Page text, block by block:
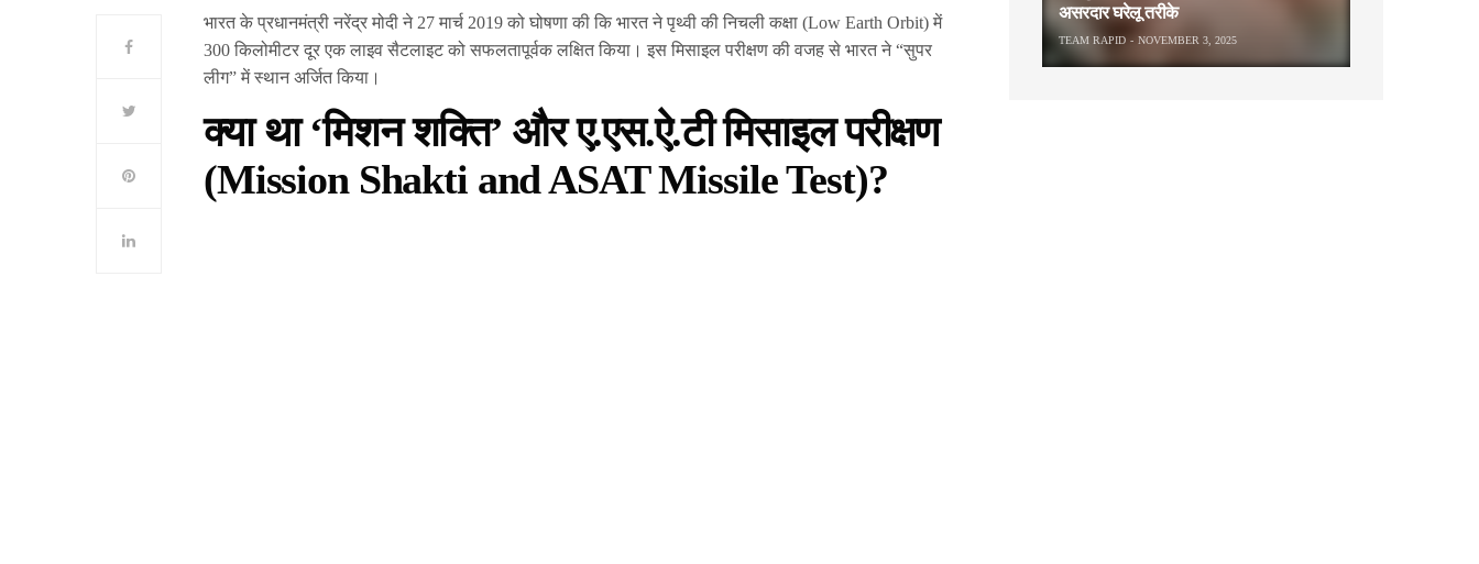
भारत के प्रधानमंत्री नरेंद्र मोदी ने 27 मार्च 2019 को घोषणा की कि भारत ने पृथ्वी की निचली कक्षा (Low Earth Orbit) में
300 किलोमीटर दूर एक लाइव सैटलाइट को सफलतापूर्वक लक्षित किया। इस मिसाइल परीक्षण की वजह से भारत ने “सुपर
लीग” में स्थान अर्जित किया।
क्या था ‘मिशन शक्ति’ और ए.एस.ऐ.टी मिसाइल परीक्षण
(Mission Shakti and ASAT Missile Test)?
असरदार घरेलू तरीके
TEAM RAPID NOVEMBER 3, 2025